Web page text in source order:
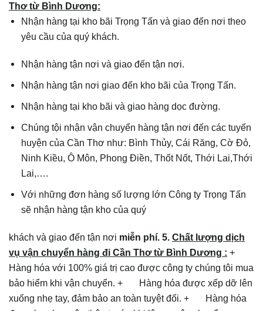
Thơ từ Bình Dương:
Nhận hàng tại kho bãi Trọng Tấn và giao đến nơi theo
yêu cầu của quý khách.
Nhận hàng tận nơi và giao đến tận nơi.
Nhận hàng tận nơi giao đến kho bãi của Trọng Tấn.
Nhận hàng tại kho bãi và giao hàng dọc đường.
Chúng tội nhận vận chuyển hàng tận nơi đến các tuyến
huyện củaCần Thơ như: Bình Thủy, Cái Răng, Cờ Đỏ,
Ninh Kiều, Ô Môn, Phong Điền, Thốt Nốt, Thới Lai,Thới
Lai,….
Với những đơn hàng số lượng lớn Công ty Trọng Tấn
sẽ nhận hàng tận kho của quý
khách và giao đến tận nơi miễn phí. 5. Chất lượng dịch
vụ vận chuyển hàng đi Cần Thơ từ Bình Dương : +
Hàng hóa với 100% giá trị cao được công ty chúng tôi mua
bảo hiểm khi vận chuyển. + Hàng hóa được xếp dỡ lên
xuống nhẹ tay, đảm bảo an toàn tuyệt đối. + Hàng hóa